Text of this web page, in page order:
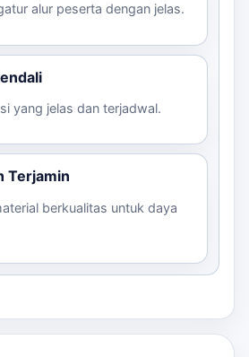
alur peserta dengan jelas.
yang jelas dan terjadwal.
Terjamin
berkualitas untuk daya